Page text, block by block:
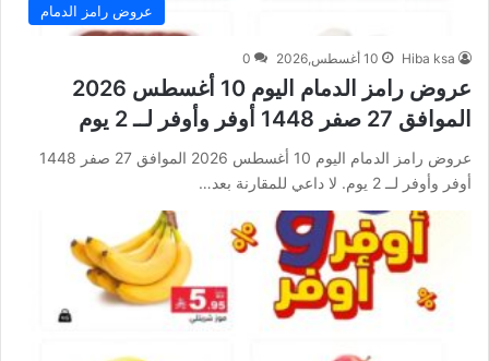
عروض رامز الدمام
Hiba ksa 10 أغسطس,2026 0
عروض رامز الدمام اليوم 10 أغسطس 2026
الموافق 27 صفر 1448 أوفر وأوفر لــ 2 يوم
عروض رامز الدمام اليوم 10 أغسطس 2026 الموافق 27 صفر 1448
أوفر وأوفر لــ 2 يوم. لا داعي للمقارنة بعد…